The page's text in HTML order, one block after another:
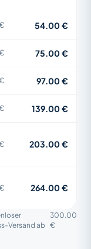
54.00 €
75.00 €
97.00 €
139.00 €
203.00 €
264.00 €
Versand ab
300.00
€